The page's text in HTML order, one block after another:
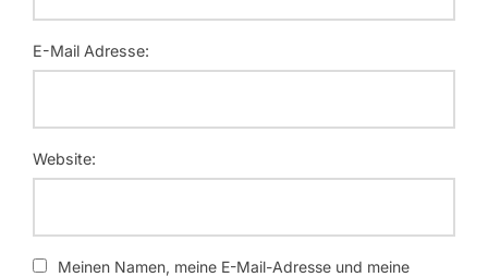
E-Mail Adresse:
Website:
Meinen Namen, meine E-Mail-Adresse und meine